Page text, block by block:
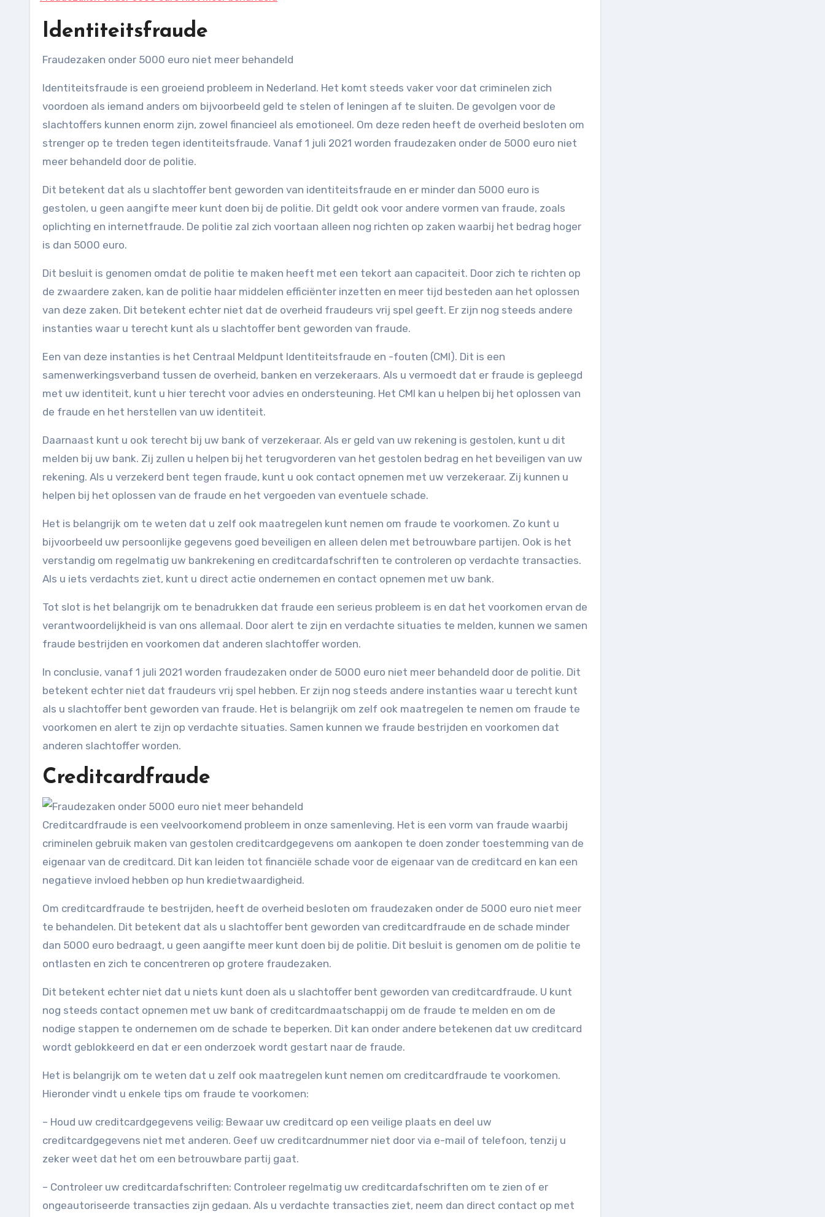
Identiteitsfraude
Fraudezaken onder 5000 euro niet meer behandeld
Identiteitsfraude is een groeiend probleem in Nederland. Het komt steeds vaker voor dat criminelen zich
voordoen als iemand anders om bijvoorbeeld geld te stelen of leningen af te sluiten. De gevolgen voor de
slachtoffers kunnen enorm zijn, zowel financieel als emotioneel. Om deze reden heeft de overheid besloten om
strenger op te treden tegen identiteitsfraude. Vanaf 1 juli 2021 worden fraudezaken onder de 5000 euro niet
meer behandeld door de politie.
Dit betekent dat als u slachtoffer bent geworden van identiteitsfraude en er minder dan 5000 euro is
gestolen, u geen aangifte meer kunt doen bij de politie. Dit geldt ook voor andere vormen van fraude, zoals
oplichting en internetfraude. De politie zal zich voortaan alleen nog richten op zaken waarbij het bedrag hoger
is dan 5000 euro.
Dit besluit is genomen omdat de politie te maken heeft met een tekort aan capaciteit. Door zich te richten op
de zwaardere zaken, kan de politie haar middelen efficiënter inzetten en meer tijd besteden aan het oplossen
van deze zaken. Dit betekent echter niet dat de overheid fraudeurs vrij spel geeft. Er zijn nog steeds andere
instanties waar u terecht kunt als u slachtoffer bent geworden van fraude.
Een van deze instanties is het Centraal Meldpunt Identiteitsfraude en -fouten (CMI). Dit is een
samenwerkingsverband tussen de overheid, banken en verzekeraars. Als u vermoedt dat er fraude is gepleegd
met uw identiteit, kunt u hier terecht voor advies en ondersteuning. Het CMI kan u helpen bij het oplossen van
de fraude en het herstellen van uw identiteit.
Daarnaast kunt u ook terecht bij uw bank of verzekeraar. Als er geld van uw rekening is gestolen, kunt u dit
melden bij uw bank. Zij zullen u helpen bij het terugvorderen van het gestolen bedrag en het beveiligen van uw
rekening. Als u verzekerd bent tegen fraude, kunt u ook contact opnemen met uw verzekeraar. Zij kunnen u
helpen bij het oplossen van de fraude en het vergoeden van eventuele schade.
Het is belangrijk om te weten dat u zelf ook maatregelen kunt nemen om fraude te voorkomen. Zo kunt u
bijvoorbeeld uw persoonlijke gegevens goed beveiligen en alleen delen met betrouwbare partijen. Ook is het
verstandig om regelmatig uw bankrekening en creditcardafschriften te controleren op verdachte transacties.
Als u iets verdachts ziet, kunt u direct actie ondernemen en contact opnemen met uw bank.
Tot slot is het belangrijk om te benadrukken dat fraude een serieus probleem is en dat het voorkomen ervan de
verantwoordelijkheid is van ons allemaal. Door alert te zijn en verdachte situaties te melden, kunnen we samen
fraude bestrijden en voorkomen dat anderen slachtoffer worden.
In conclusie, vanaf 1 juli 2021 worden fraudezaken onder de 5000 euro niet meer behandeld door de politie. Dit
betekent echter niet dat fraudeurs vrij spel hebben. Er zijn nog steeds andere instanties waar u terecht kunt
als u slachtoffer bent geworden van fraude. Het is belangrijk om zelf ook maatregelen te nemen om fraude te
voorkomen en alert te zijn op verdachte situaties. Samen kunnen we fraude bestrijden en voorkomen dat
anderen slachtoffer worden.
Creditcardfraude
Creditcardfraude is een veelvoorkomend probleem in onze samenleving. Het is een vorm van fraude waarbij
criminelen gebruik maken van gestolen creditcardgegevens om aankopen te doen zonder toestemming van de
eigenaar van de creditcard. Dit kan leiden tot financiële schade voor de eigenaar van de creditcard en kan een
negatieve invloed hebben op hun kredietwaardigheid.
Om creditcardfraude te bestrijden, heeft de overheid besloten om fraudezaken onder de 5000 euro niet meer
te behandelen. Dit betekent dat als u slachtoffer bent geworden van creditcardfraude en de schade minder
dan 5000 euro bedraagt, u geen aangifte meer kunt doen bij de politie. Dit besluit is genomen om de politie te
ontlasten en zich te concentreren op grotere fraudezaken.
Dit betekent echter niet dat u niets kunt doen als u slachtoffer bent geworden van creditcardfraude. U kunt
nog steeds contact opnemen met uw bank of creditcardmaatschappij om de fraude te melden en om de
nodige stappen te ondernemen om de schade te beperken. Dit kan onder andere betekenen dat uw creditcard
wordt geblokkeerd en dat er een onderzoek wordt gestart naar de fraude.
Het is belangrijk om te weten dat u zelf ook maatregelen kunt nemen om creditcardfraude te voorkomen.
Hieronder vindt u enkele tips om fraude te voorkomen:
– Houd uw creditcardgegevens veilig: Bewaar uw creditcard op een veilige plaats en deel uw
creditcardgegevens niet met anderen. Geef uw creditcardnummer niet door via e-mail of telefoon, tenzij u
zeker weet dat het om een betrouwbare partij gaat.
– Controleer uw creditcardafschriften: Controleer regelmatig uw creditcardafschriften om te zien of er
ongeautoriseerde transacties zijn gedaan. Als u verdachte transacties ziet, neem dan direct contact op met